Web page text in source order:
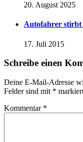
20. August 2025
Autofahrer stirbt
17. Juli 2015
Schreibe einen
Deine E-Mail-Adresse
Felder sind mit *
Kommentar *